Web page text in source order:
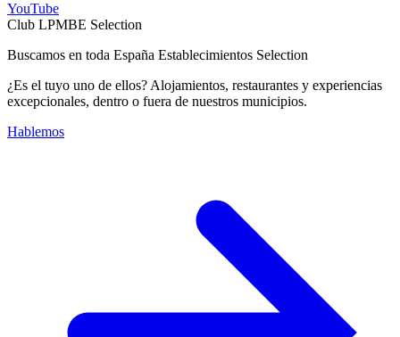
YouTube
Club LPMBE Selection
Buscamos en toda España Establecimientos Selection
¿Es el tuyo uno de ellos? Alojamientos, restaurantes y experiencias
excepcionales, dentro o fuera de nuestros municipios.
Hablemos